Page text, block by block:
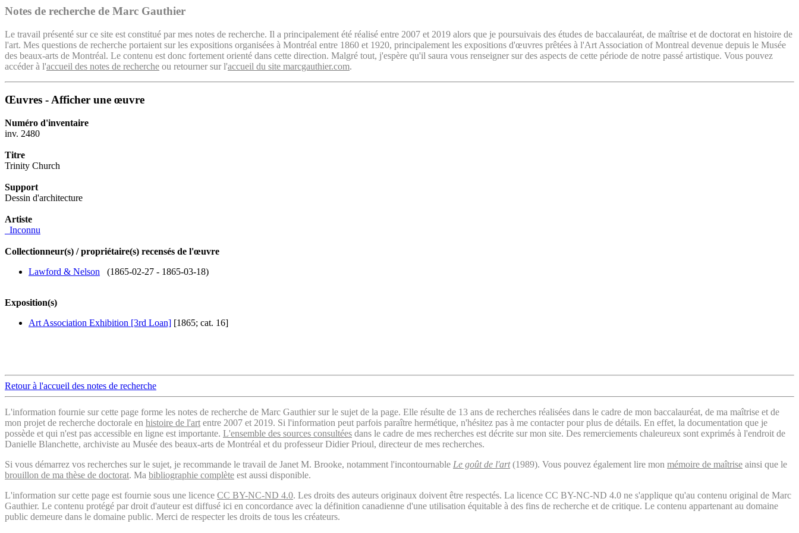
Notes de recherche de Marc Gauthier
Le travail présenté sur ce site est constitué par mes notes de recherche. Il a principalement été réalisé entre 2007 et 2019 alors que je poursuivais des études de baccalauréat, de maîtrise et de doctorat en histoire de
l'art. Mes questions de recherche portaient sur les expositions organisées à Montréal entre 1860 et 1920, principalement les expositions d'œuvres prêtées à l'Art Association of Montreal devenue depuis le Musée
des beaux-arts de Montréal. Le contenu est donc fortement orienté dans cette direction. Malgré tout, j'espère qu'il saura vous renseigner sur des aspects de cette période de notre passé artistique. Vous pouvez
accéder à l'accueil des notes de recherche ou retourner sur l'accueil du site marcgauthier.com.
Œuvres - Afficher une œuvre
Numéro d'inventaire
inv. 2480
Titre
Trinity Church
Support
Dessin d'architecture
Artiste
_Inconnu
Collectionneur(s) / propriétaire(s) recensés de l'œuvre
Lawford & Nelson (1865-02-27 - 1865-03-18)
Exposition(s)
Art Association Exhibition [3rd Loan] [1865; cat. 16]
Retour à l'accueil des notes de recherche
L'information fournie sur cette page forme les notes de recherche de Marc Gauthier sur le sujet de la page. Elle résulte de 13 ans de recherches réalisées dans le cadre de mon baccalauréat, de ma maîtrise et de
mon projet de recherche doctorale en histoire de l'art entre 2007 et 2019. Si l'information peut parfois paraître hermétique, n'hésitez pas à me contacter pour plus de détails. En effet, la documentation que je
possède et qui n'est pas accessible en ligne est importante. L'ensemble des sources consultées dans le cadre de mes recherches est décrite sur mon site. Des remerciements chaleureux sont exprimés à l'endroit de
Danielle Blanchette, archiviste au Musée des beaux-arts de Montréal et du professeur Didier Prioul, directeur de mes recherches.
Si vous démarrez vos recherches sur le sujet, je recommande le travail de Janet M. Brooke, notamment l'incontournable Le goût de l'art(1989). Vous pouvez également lire mon mémoire de maîtrise ainsi que le
brouillon de ma thèse de doctorat. Ma bibliographie complète est aussi disponible.
L'information sur cette page est fournie sous une licence CC BY-NC-ND 4.0. Les droits des auteurs originaux doivent être respectés. La licence CC BY-NC-ND 4.0 ne s'applique qu'au contenu original de Marc
Gauthier. Le contenu protégé par droit d'auteur est diffusé ici en concordance avec la définition canadienne d'une utilisation équitable à des fins de recherche et de critique. Le contenu appartenant au domaine
public demeure dans le domaine public. Merci de respecter les droits de tous les créateurs.